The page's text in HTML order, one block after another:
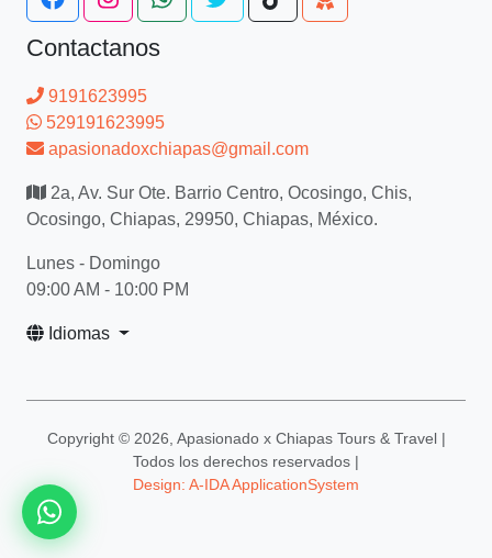
Contactanos
9191623995
529191623995
apasionadoxchiapas@gmail.com
2a, Av. Sur Ote. Barrio Centro, Ocosingo, Chis,
Ocosingo, Chiapas, 29950, Chiapas, México.
Lunes - Domingo
09:00 AM - 10:00 PM
Idiomas
Copyright © 2026, Apasionado x Chiapas Tours & Travel |
Todos los derechos reservados |
Design: A-IDA ApplicationSystem